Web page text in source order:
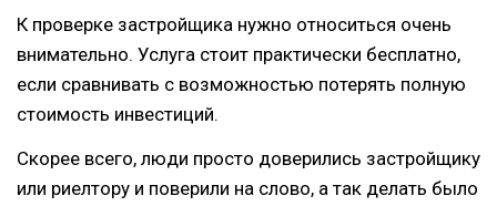
К проверке застройщика нужно относиться очень
внимательно. Услуга стоит практически бесплатно,
если сравнивать с возможностью потерять полную
стоимость инвестиций.
Скорее всего, люди просто доверились застройщику
или риелтору и поверили на слово, а так делать было